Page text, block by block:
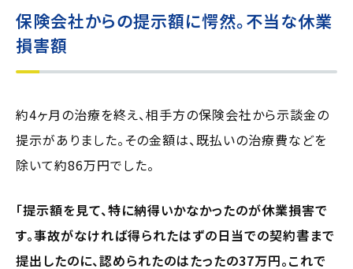
保険会社からの提示額に愕然。不当な休業
損害額
約4ヶ月の治療を終え、相手方の保険会社から示談金の
提示がありました。その金額は、既払いの治療費などを
除いて約86万円でした。
「提示額を見て、特に納得いかなかったのが休業損害で
す。事故がなければ得られたはずの日当での契約書まで
提出したのに、認められたのはたったの37万円。これで